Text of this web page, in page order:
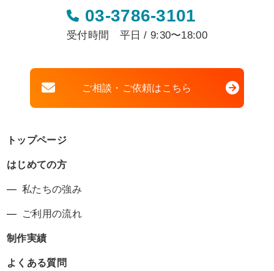
03-3786-3101
受付時間 平日 / 9:30〜18:00
ご相談・ご依頼はこちら
トップページ
はじめての方
私たちの強み
ご利用の流れ
制作実績
よくある質問